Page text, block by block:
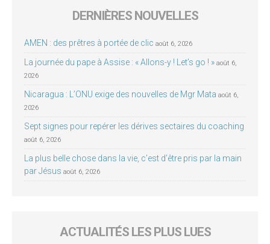
DERNIÈRES NOUVELLES
AMEN : des prêtres à portée de clic août 6, 2026
La journée du pape à Assise : « Allons-y ! Let’s go ! » août 6,
2026
Nicaragua : L’ONU exige des nouvelles de Mgr Mata août 6,
2026
Sept signes pour repérer les dérives sectaires du coaching
août 6, 2026
La plus belle chose dans la vie, c’est d’être pris par la main
par Jésus août 6, 2026
ACTUALITÉS LES PLUS LUES